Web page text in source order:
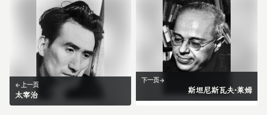
← 上一页
太宰治
下一页→
斯坦尼斯瓦夫·莱姆